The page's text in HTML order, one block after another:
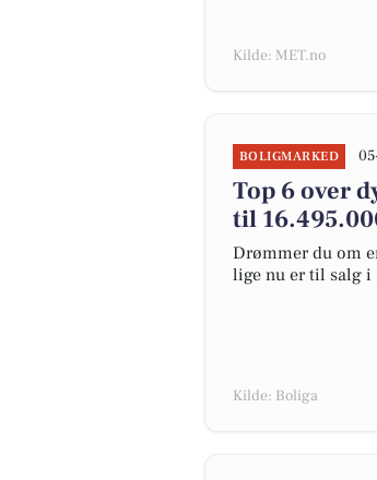
Kilde: MET.no
BOLIGMARKED
Top 6 over
til
Drømmer du om
lige nu er til salg i
Kilde: Boliga